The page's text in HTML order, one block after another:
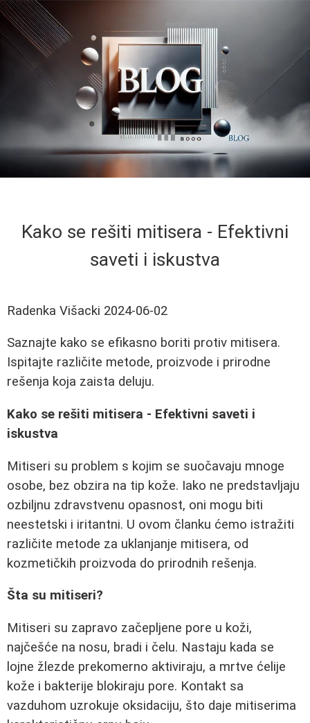
Kako se rešiti mitisera - Efektivni
saveti i iskustva
Radenka Višacki 2024-06-02
Saznajte kako se efikasno boriti protiv mitisera.
Ispitajte različite metode, proizvode i prirodne
rešenja koja zaista deluju.
Kako se rešiti mitisera - Efektivni saveti i
iskustva
Mitiseri su problem s kojim se suočavaju mnoge
osobe, bez obzira na tip kože. Iako ne predstavljaju
ozbiljnu zdravstvenu opasnost, oni mogu biti
neestetski i iritantni. U ovom članku ćemo istražiti
različite metode za uklanjanje mitisera, od
kozmetičkih proizvoda do prirodnih rešenja.
Šta su mitiseri?
Mitiseri su zapravo začepljene pore u koži,
najčešće na nosu, bradi i čelu. Nastaju kada se
lojne žlezde prekomerno aktiviraju, a mrtve ćelije
kože i bakterije blokiraju pore. Kontakt sa
vazduhom uzrokuje oksidaciju, što daje mitiserima